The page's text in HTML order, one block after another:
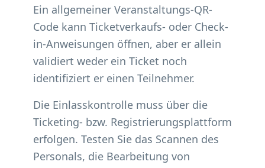
Ein allgemeiner Veranstaltungs-QR-
Code kann Ticketverkaufs- oder Check-
in-Anweisungen öffnen, aber er allein
validiert weder ein Ticket noch
identifiziert er einen Teilnehmer.
Die Einlasskontrolle muss über die
Ticketing- bzw. Registrierungsplattform
erfolgen. Testen Sie das Scannen des
Personals, die Bearbeitung von